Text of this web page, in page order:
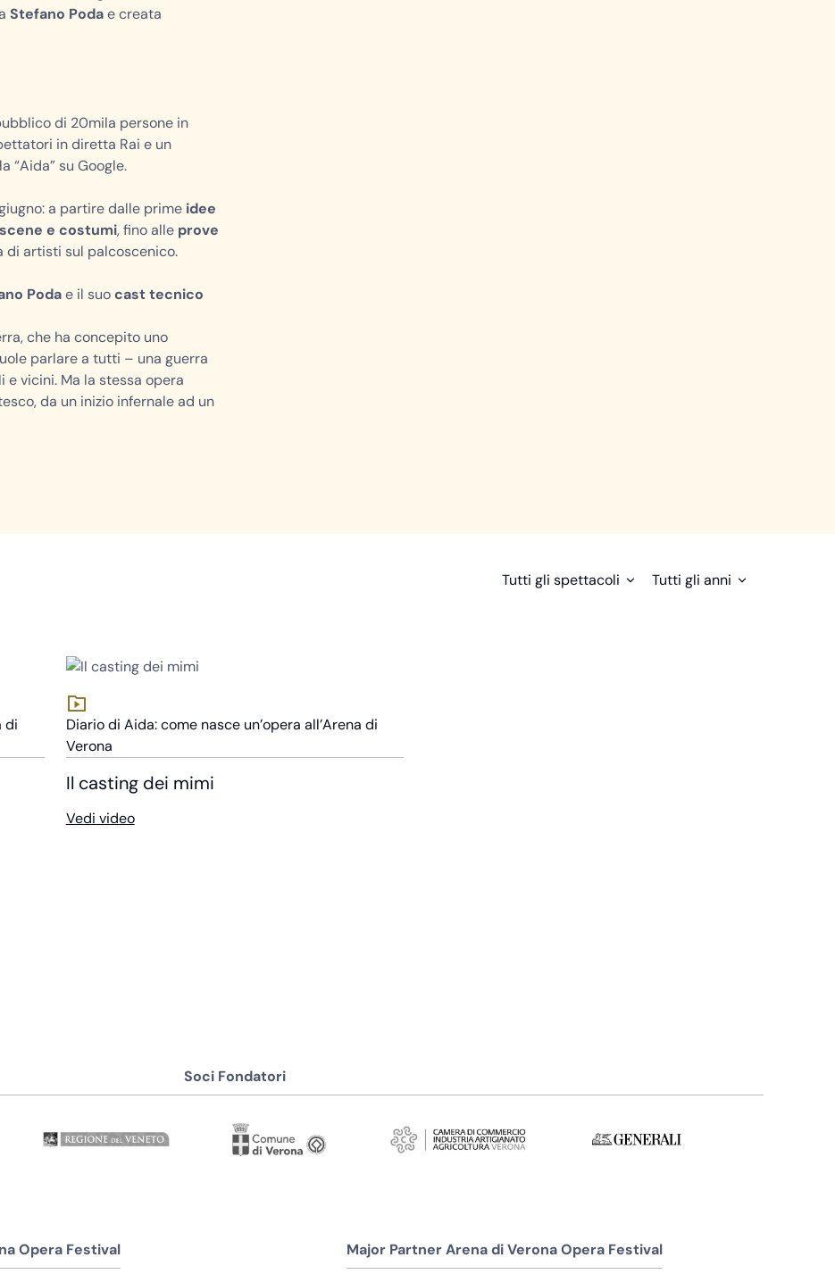
Stefano Podae creata
di 20mila persone in
in diretta Rai e un
“Aida” su Google.
a partire dalle prime idee
scene e costumi, fino alle prove
di artisti sul palcoscenico.
Podae il suocast tecnico
che ha concepito uno
parlare a tutti – una guerra
vicini. Ma la stessa opera
da un inizio infernale ad un
Tutti gli anni
Tutti gli spettacoli
di
Diario di Aida: come nasce un’opera all’Arena di
Verona
Il casting dei mimi
Vedi video
Soci Fondatori
Opera Festival Major Partner Arena di Verona Opera Festival